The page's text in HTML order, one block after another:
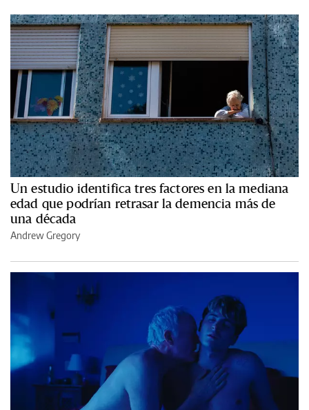
Un estudio identifica tres factores en la mediana
edad que podrían retrasar la demencia más de
una década
Andrew Gregory